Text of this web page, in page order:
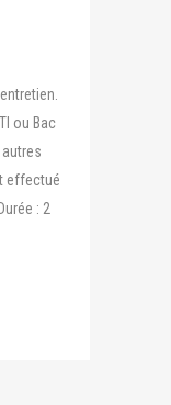
ou Bac
effectué
: 2